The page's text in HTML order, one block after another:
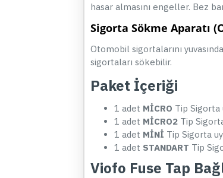
hasar almasını engeller. Bez
Sigorta Sökme Aparatı
Otomobil sigortalarını
sigortaları sökebilir.
Paket İçeriği
1 adet MİCRO Tip Sigorta
1 adet MİCRO2 Tip
1 adet MİNİ Tip Sigorta
1 adet STANDART Tip
Viofo Fuse Tap